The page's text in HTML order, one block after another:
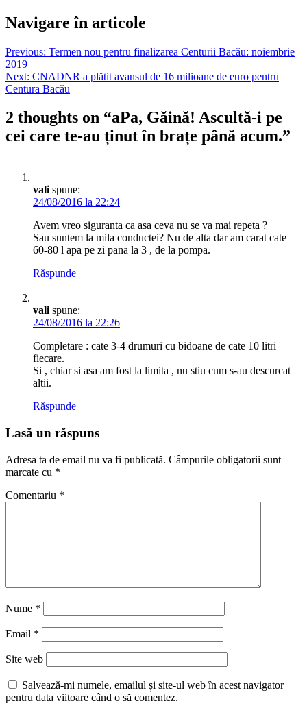
Navigare în articole
Previous: Termen nou pentru finalizarea Centurii Bacău: noiembrie
2019
Next: CNADNR a plătit avansul de 16 milioane de euro pentru
Centura Bacău
2 thoughts on “aPa, Găină! Ascultă-i pe
cei care te-au ținut în brațe până acum.”
vali spune:
24/08/2016 la 22:24
Avem vreo siguranta ca asa ceva nu se va mai repeta ?
Sau suntem la mila conductei? Nu de alta dar am carat cate
60-80 l apa pe zi pana la 3 , de la pompa.
Răspunde
vali spune:
24/08/2016 la 22:26
Completare : cate 3-4 drumuri cu bidoane de cate 10 litri
fiecare.
Si , chiar si asa am fost la limita , nu stiu cum s-au descurcat
altii.
Răspunde
Lasă un răspuns
Adresa ta de email nu va fi publicată. Câmpurile obligatorii sunt
marcate cu *
Comentariu *
Nume *
Email *
Site web
Salvează-mi numele, emailul și site-ul web în acest navigator
pentru data viitoare când o să comentez.